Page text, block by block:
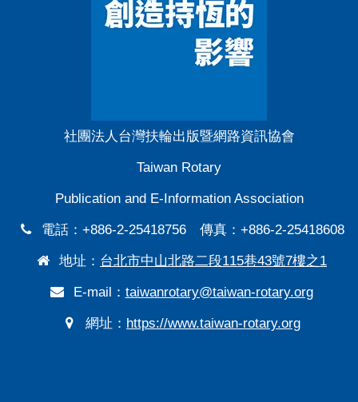
社團法人台灣扶輪出版暨網路資訊協會
Taiwan Rotary
Publication and E-Information Association
電話：+886-2-25418756 傳真：+886-2-25418608
地址： 台北市中山北路二段115巷43號7樓之1
E-mail： taiwanrotary@taiwan-rotary.org
網址： https://www.taiwan-rotary.org